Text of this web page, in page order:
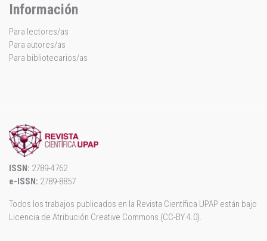
Información
Para lectores/as
Para autores/as
Para bibliotecarios/as
ISSN: 2789-4762
e-ISSN: 2789-8857
Todos los trabajos publicados en la Revista Científica UPAP están bajo
Licencia de Atribución Creative Commons (CC-BY 4.0).